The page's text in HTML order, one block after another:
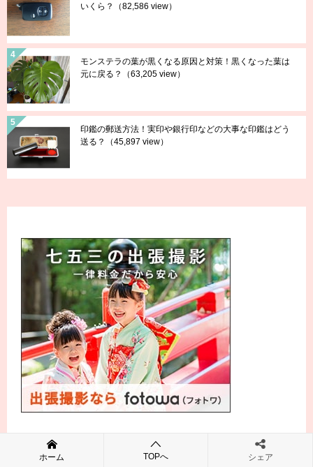
いくら？
（82,586 view）
モンステラの葉が黒くなる原因と対策！黒くなった葉は
元に戻る？
（63,205 view）
印鑑の郵送方法！実印や銀行印などの大事な印鑑はどう
送る？
（45,897 view）
ホーム TOPへ シェア